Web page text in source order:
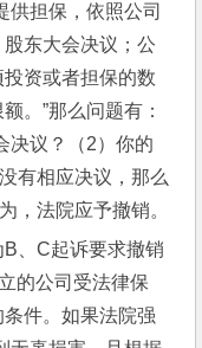
供担保，依照公司
东大会决议；公
资或者担保的数
。”那么问题有：
决议？（2）你的
有相应决议，那么
，法院应予撤销。
B、C起诉要求撤销
的公司受法律保
件。如果法院强